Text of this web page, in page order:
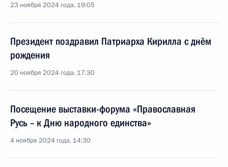
23 ноября 2024 года, 19:05
Президент поздравил Патриарха Кирилла с днём
рождения
20 ноября 2024 года, 17:30
Посещение выставки-форума «Православная
Русь – к Дню народного единства»
4 ноября 2024 года, 14:30